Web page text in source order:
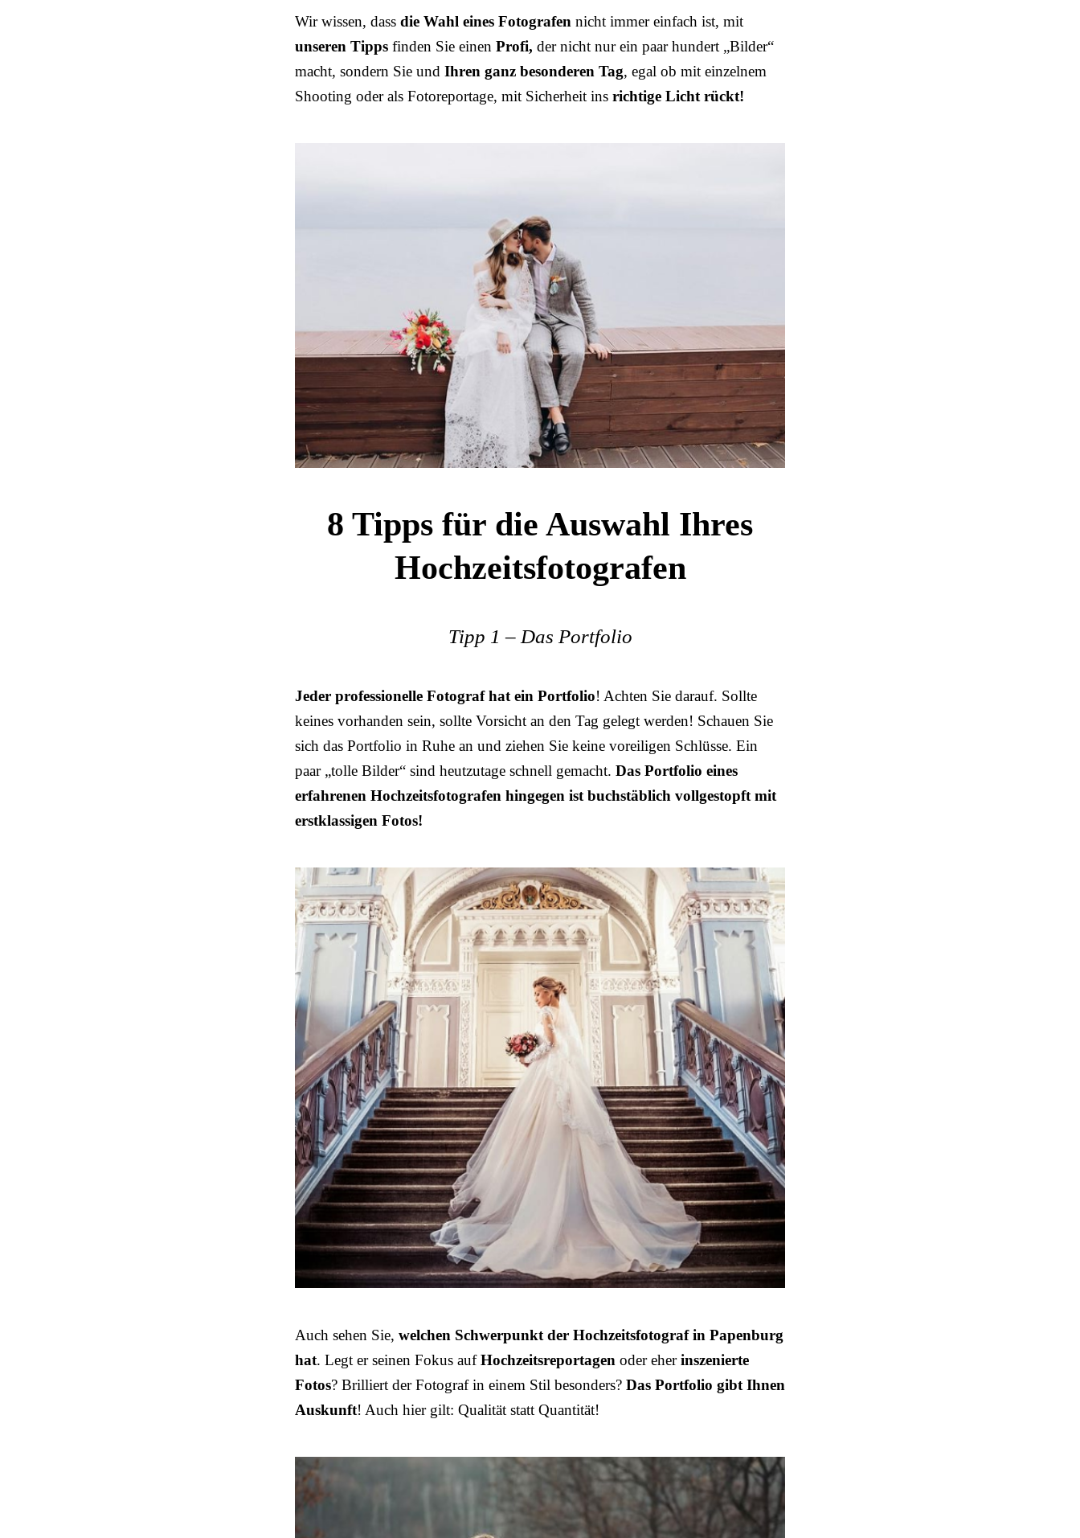
Wir wissen, dass die Wahl eines Fotografen nicht immer einfach ist, mit
unseren Tipps finden Sie einen Profi, der nicht nur ein paar hundert „Bilder“
macht, sondern Sie und Ihren ganz besonderen Tag, egal ob mit einzelnem
Shooting oder als Fotoreportage, mit Sicherheit ins richtige Licht rückt!
8 Tipps für die Auswahl Ihres
Hochzeitsfotografen
Tipp 1 – Das Portfolio
Jeder professionelle Fotograf hat ein Portfolio! Achten Sie darauf. Sollte
keines vorhanden sein, sollte Vorsicht an den Tag gelegt werden! Schauen Sie
sich das Portfolio in Ruhe an und ziehen Sie keine voreiligen Schlüsse. Ein
paar „tolle Bilder“ sind heutzutage schnell gemacht. Das Portfolio eines
erfahrenen Hochzeitsfotografen hingegen ist buchstäblich vollgestopft mit
erstklassigen Fotos!
Auch sehen Sie, welchen Schwerpunkt der Hochzeitsfotograf in Papenburg
hat. Legt er seinen Fokus aufHochzeitsreportagen oder eherinszenierte
Fotos? Brilliert der Fotograf in einem Stil besonders? Das Portfolio gibt Ihnen
Auskunft! Auch hier gilt: Qualität statt Quantität!